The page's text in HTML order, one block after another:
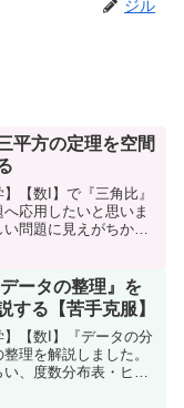
ジル
平方の定理を空間
【数I】で『三角比』
応用したいと思いま
問題に見えがちかと
濃い内容に仕上げまし
ださい。
ータの整理』を
する【苦手克服】
【数I】『データの分
理を解説しました。
、度数分布表・ヒス